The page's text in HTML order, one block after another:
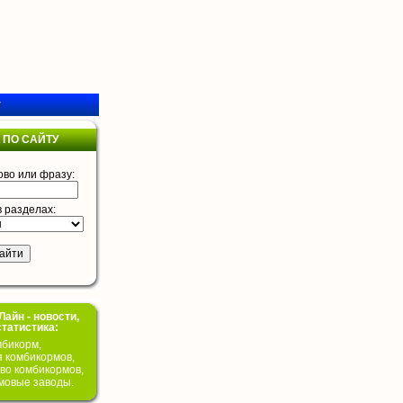
САЙТУ
или фразу:
разделах:
- новости,
комбикормов,
комбикормов,
заводы.